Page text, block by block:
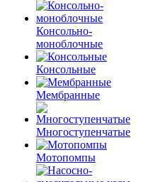
Консольно-
моноблочные
Консольные
Мембранные
Многоступенчатые
Мотопомпы